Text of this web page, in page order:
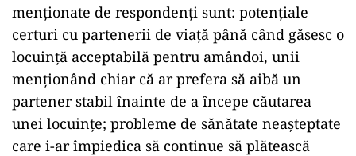
menționate de respondenți sunt: potențiale
certuri cu partenerii de viață până când găsesc o
locuință acceptabilă pentru amândoi, unii
menționând chiar că ar prefera să aibă un
partener stabil înainte de a începe căutarea
unei locuințe; probleme de sănătate neașteptate
care i-ar împiedica să continue să plătească